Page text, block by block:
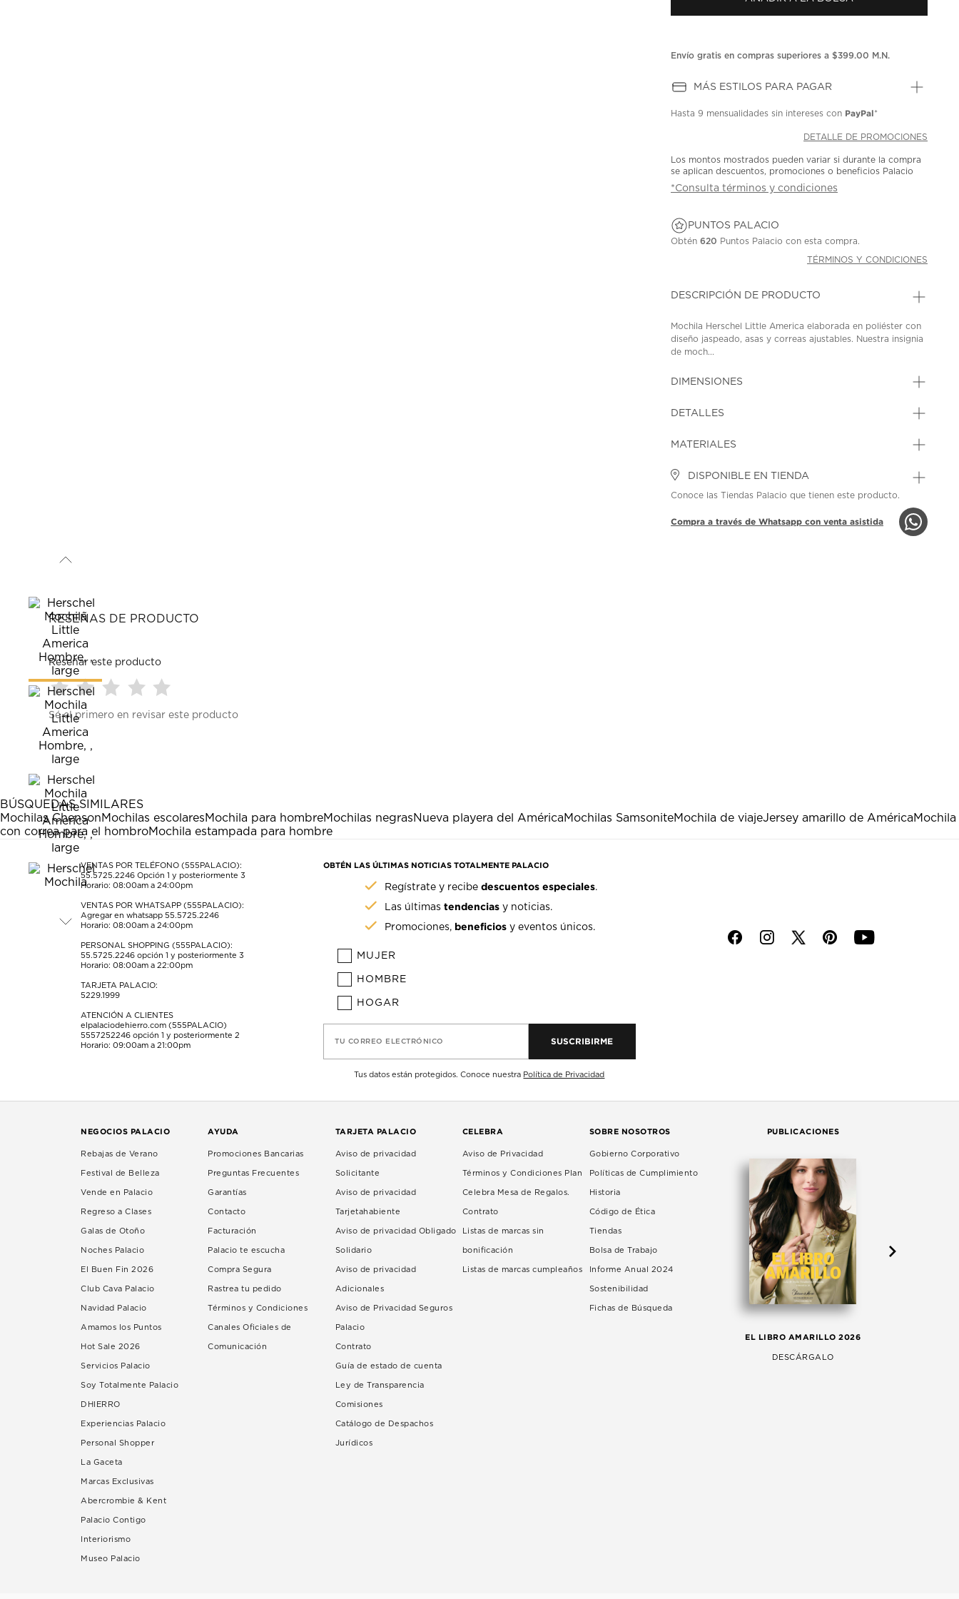
la
Envío gratis en compras superiores a $399.00 M.N.
MÁS ESTILOS PARA PAGAR
Hasta9 mensualidades sin intereses con PayPal*
DETALLE DE PROMOCIONES
Los montos mostrados pueden variar si durante la compra
se aplican descuentos, promociones o beneficios Palacio
*Consulta términos y condiciones
PUNTOS PALACIO
Obtén620 Puntos Palacio con esta compra.
TÉRMINOS Y CONDICIONES
DESCRIPCIÓN DE PRODUCTO
Mochila Herschel Little America elaborada en poliéster con
diseño jaspeado, asas y correas ajustables. Nuestra insignia
de moch...
DIMENSIONES
DETALLES
MATERIALES
DISPONIBLE EN TIENDA
Conoce las Tiendas Palacio que tienen este producto.
Compra a través de Whatsapp con venta asistida
RESEÑAS DE PRODUCTO
Reseñar este producto
Seleccionar
para
calificar
el
artículo
1
estrella
Esta
acción
abrirá
el
formulario
de
Seleccionar
para
calificar
el
artículo
2
estrellas.
Esta
acción
abrirá
el
formulario
de
para
estrellas.
Esta
acción
abrirá
formulario
de
para
estrellas.
Esta
acción
abrirá
formulario
de
para
acción
abrirá
formulario
de
envío.
Sé el primero en revisar este producto
BÚSQUEDAS SIMILARES
Mochilas ChensonMochilas escolaresMochila para hombreMochilas negrasNueva playera del AméricaMochilas SamsoniteMochila de viajeJersey amarillo de AméricaMochila
con correa para el hombroMochila estampada para hombre
VENTAS POR TELÉFONO (555PALACIO):
55.5725.2246 Opción 1 y posteriormente 3
Horario: 08:00am a 24:00pm
VENTAS POR WHATSAPP (555PALACIO):
Agregar en whatsapp 55.5725.2246
Horario: 08:00am a 24:00pm
PERSONAL SHOPPING (555PALACIO):
55.5725.2246 opción 1 y posteriormente 3
Horario: 08:00am a 22:00pm
TARJETA PALACIO:
5229.1999
ATENCIÓN A CLIENTES
elpalaciodehierro.com (555PALACIO)
5557252246 opción 1 y posteriormente 2
Horario: 09:00am a 21:00pm
OBTÉN LAS ÚLTIMAS NOTICIAS TOTALMENTE PALACIO
Regístrate y recibedescuentos especiales.
Las últimastendencias y noticias.
Promociones, beneficios y eventos únicos.
MUJER
HOMBRE
HOGAR
TU CORREO ELECTRÓNICO SUSCRIBIRME
Tus datos están protegidos. Conoce nuestra Política de Privacidad
f i p y
NEGOCIOS PALACIO
Rebajas de Verano
Festival de Belleza
Vende en Palacio
Regreso a Clases
Galas de Otoño
Noches Palacio
El Buen Fin 2026
Club Cava Palacio
Navidad Palacio
Amamos los Puntos
Hot Sale 2026
Servicios Palacio
Soy Totalmente Palacio
DHIERRO
Experiencias Palacio
Personal Shopper
La Gaceta
Marcas Exclusivas
Abercrombie & Kent
Palacio Contigo
Interiorismo
Museo Palacio
AYUDA
Promociones Bancarias
Preguntas Frecuentes
Garantías
Contacto
Facturación
Palacio te escucha
Compra Segura
Rastrea tu pedido
Términos y Condiciones
Canales Oficiales de
Comunicación
TARJETA PALACIO
Aviso de privacidad
Solicitante
Aviso de privacidad
Tarjetahabiente
Aviso de privacidad Obligado
Solidario
Aviso de privacidad
Adicionales
Aviso de Privacidad Seguros
Palacio
Contrato
Guía de estado de cuenta
Ley de Transparencia
Comisiones
Catálogo de Despachos
Jurídicos
CELEBRA
Aviso de Privacidad
Términos y Condiciones Plan
Celebra Mesa de Regalos.
Contrato
Listas de marcas sin
bonificación
Listas de marcas cumpleaños
SOBRE NOSOTROS
Gobierno Corporativo
Políticas de Cumplimiento
Historia
Código de Ética
Tiendas
Bolsa de Trabajo
Informe Anual 2024
Sostenibilidad
Fichas de Búsqueda
PUBLICACIONES
EL LIBRO AMARILLO 2026
DESCÁRGALO